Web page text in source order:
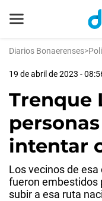
Diarios Bonaerenses>
19 de abril de 2023 -
Trenque
intentar
Los vecinos de
fueron embestidos
subir a esa ruta